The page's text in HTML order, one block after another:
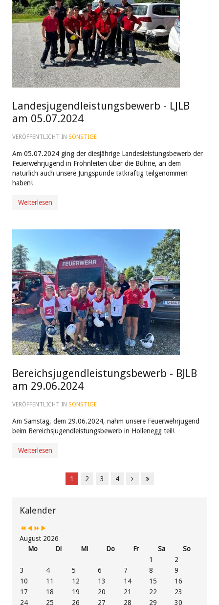
Landesjugendleistungsbewerb - LJLB
am 05.07.2024
VERÖFFENTLICHT IN SONSTIGE
Am 05.07.2024 ging der diesjährige Landesleistungsbewerb der
Feuerwehrjugend in Frohnleiten über die Bühne, an dem
natürlich auch unsere Jungspunde tatkräftig teilgenommen
haben!
Weiterlesen
Bereichsjugendleistungsbewerb - BJLB
am 29.06.2024
VERÖFFENTLICHT IN SONSTIGE
Am Samstag, dem 29.06.2024, nahm unsere Feuerwehrjugend
beim Bereichsjugendleistungsbewerb in Hollenegg teil!
Weiterlesen
1 2 3 4
Kalender
JahrMonat
JahrMonat
August 2026
Mo
Di Mi Do Fr Sa
So
1
2
3
4 5 6 7 8
9
10
11 12 13 14 15
16
17
18 19 20 21 22
23
24
25 26 27 28 29 30